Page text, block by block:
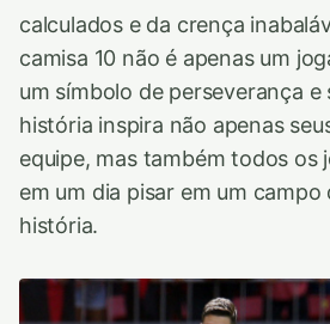
calculados e da crença
camisa 10 não é apenas um
um símbolo de perseverança e
história inspira não apenas
equipe, mas também todos os
em um dia pisar em um
história.